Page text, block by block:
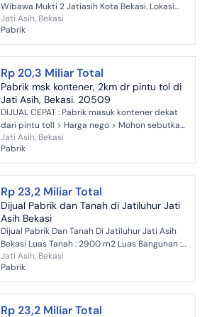
Wibawa Mukti 2 Jatiasih Kota Bekasi. Lokasi
Strategis dipinggir jalan raya, Luas Tanah
2900 m2 ada ba...
Jati Asih, Bekasi
Pabrik
Rp 20,3 Miliar Total
Pabrik msk kontener, 2km dr pintu tol di
Jati Asih, Bekasi. 20509
DIJUAL CEPAT : Pabrik masuk kontener dekat
dari pintu toll > Harga nego > Mohon sebutkan
GA20509-CS saat menghubungi kami
Spesifikasi : Luas Tana...
Jati Asih, Bekasi
Pabrik
Rp 23,2 Miliar Total
Dijual Pabrik dan Tanah di Jatiluhur Jati
Asih Bekasi
Dijual Pabrik Dan Tanah Di Jatiluhur Jati Asih
Bekasi Luas Tanah : 2900 m2 Luas Bangunan :
600 m2 Orientasi/Hadap : Barat Air : Jetpump
Telpon : 2...
Jati Asih, Bekasi
Pabrik
Rp 23,2 Miliar Total